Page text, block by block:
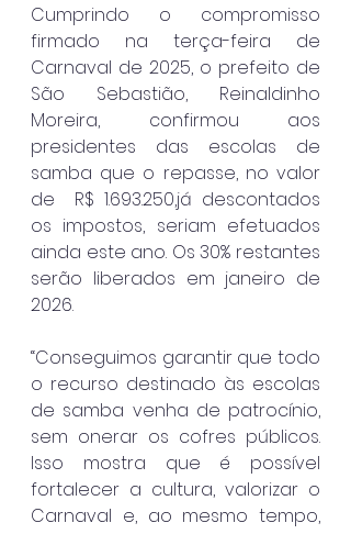
Cumprindo o compromisso
firmado na terça-feira de
Carnaval de 2025, o prefeito de
São Sebastião, Reinaldinho
Moreira, confirmou aos
presidentes das escolas de
samba que o repasse, no valor
de  R$ 1.693.250,já descontados
os impostos, seriam efetuados
ainda este ano. Os 30% restantes
serão liberados em janeiro de
2026.
“Conseguimos garantir que todo
o recurso destinado às escolas
de samba venha de patrocínio,
sem onerar os cofres públicos.
Isso mostra que é possível
fortalecer a cultura, valorizar o
Carnaval e, ao mesmo tempo,